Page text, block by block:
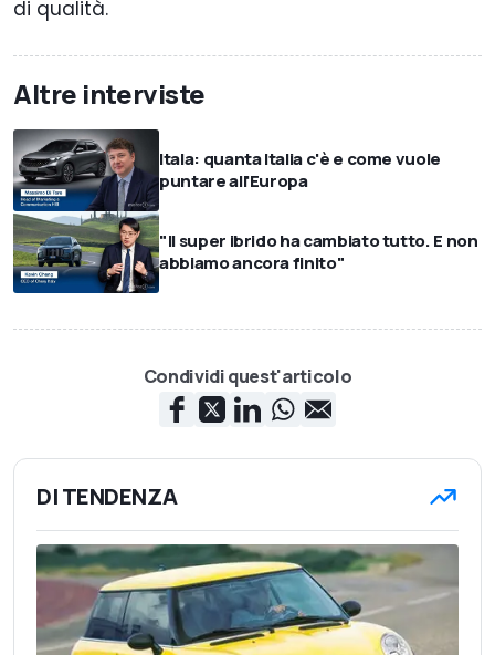
di qualità.
Altre interviste
Itala: quanta Italia c'è e come vuole
puntare all'Europa
"Il super ibrido ha cambiato tutto. E non
abbiamo ancora finito"
Condividi quest'articolo
DI TENDENZA